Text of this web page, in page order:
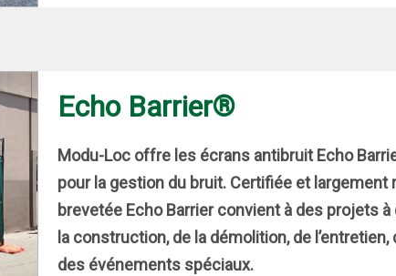
Echo Barrier®
Modu-Loc offre les écrans antibruit Echo
pour la gestion du bruit. Certifiée et
brevetée Echo Barrier convient à des projets
la construction, de la démolition, de
des événements spéciaux.